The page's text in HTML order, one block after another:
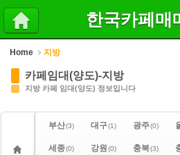
한국카페매
Home 지방
카페임대(양도)-지방
지방 카페 임대(양도) 정보입니다
부산(3) 대구(1) 광주(0)
세종(0) 강원 (0) 충북(3)